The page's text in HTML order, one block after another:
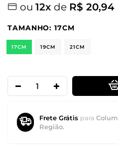
ou 12x de R$ 20,94
TAMANHO:17CM
17CM 19CM 21CM
Frete Grátis para
Região.